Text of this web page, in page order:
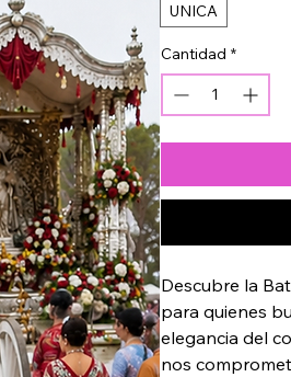
UNICA
Cantidad *
Descubre la
para quienes
elegancia del
nos